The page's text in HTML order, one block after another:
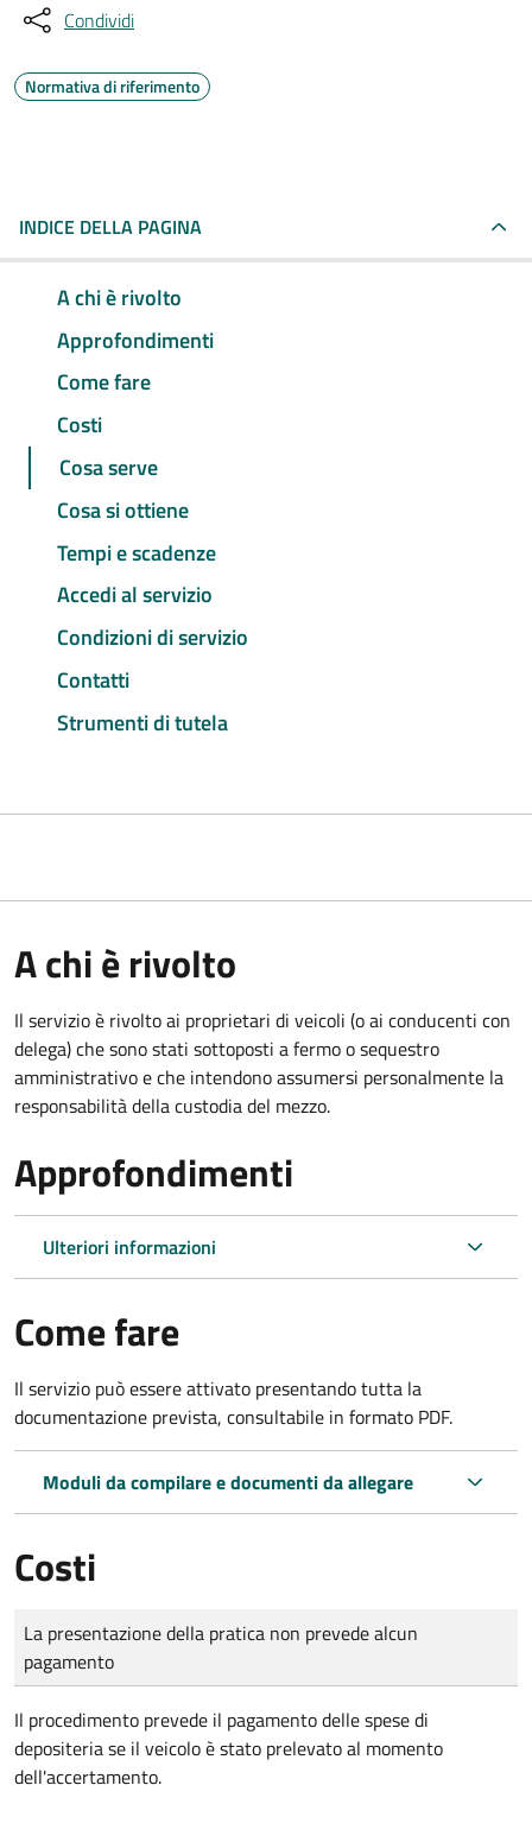
Condividi
Normativa di riferimento
INDICE DELLA PAGINA
A chi è rivolto
Approfondimenti
Come fare
Costi
Cosa serve
Cosa si ottiene
Tempi e scadenze
Accedi al servizio
Condizioni di servizio
Contatti
Strumenti di tutela
A chi è rivolto
Il servizio è rivolto ai proprietari di veicoli (o ai conducenti con
delega) che sono stati sottoposti a fermo o sequestro
amministrativo e che intendono assumersi personalmente la
responsabilità della custodia del mezzo.
Approfondimenti
Ulteriori informazioni
Come fare
Il servizio può essere attivato presentando tutta la
documentazione prevista, consultabile in formato PDF.
Moduli da compilare e documenti da allegare
Costi
Tipo di pagamento
Importo
La presentazione della pratica non prevede alcun
pagamento
Il procedimento prevede il pagamento delle spese di
depositeria se il veicolo è stato prelevato al momento
dell'accertamento.